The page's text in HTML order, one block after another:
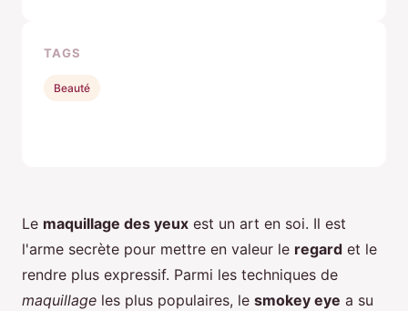
Le maquillage des yeux est un art en soi. Il est
l'arme secrète pour mettre en valeur le regard et le
rendre plus expressif. Parmi les techniques de
maquillage les plus populaires, le smokey eye a su
TAGS
Beauté